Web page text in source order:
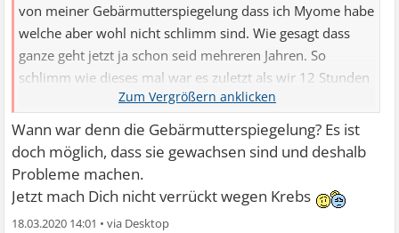
von meiner Gebärmutterspiegelung dass ich Myome habe
welche aber wohl nicht schlimm sind. Wie gesagt dass
ganze geht jetzt ja schon seid mehreren Jahren. So
schlimm wie dieses mal war es zuletzt als wir 12 Stunden
nach Dänemark gefahren sind. Also wieder langes Sitzen.
Keine Ahnung hoffe einfach nur dass es nicht Darmkrebs
oder ähnliches ist.
Wann war denn die Gebärmutterspiegelung? Es ist
doch möglich, dass sie gewachsen sind und deshalb
Probleme machen.
Jetzt mach Dich nicht verrückt wegen Krebs
18.03.2020 14:01 •